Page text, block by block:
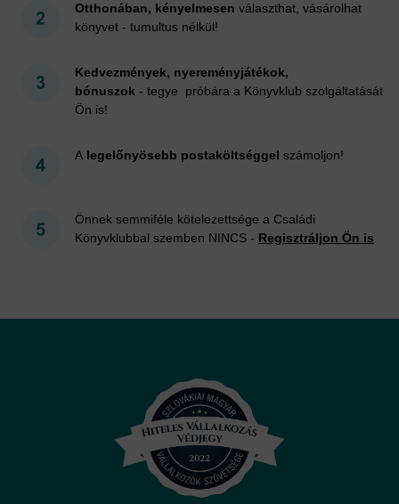
Otthonában, kényelmesen választhat, vásárolhat
könyvet - tumultus nélkül!
Kedvezmények, nyereményjátékok,
bónuszok - tegye próbára a Könyvklub szolgáltatását
Ön is!
A legelőnyösebb postaköltséggel számoljon!
Önnek semmiféle kötelezettsége a Családi
Könyvklubbal szemben NINCS - Regisztráljon Ön is